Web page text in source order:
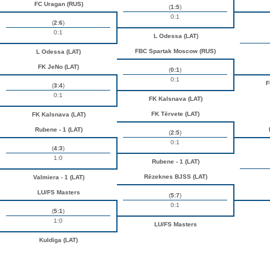
FC Uragan (RUS) (1:5)
0:1
(2:6)
0:1
L Odessa (LAT)
L Odessa (LAT) FBC Spartak Moscow (RUS)
FK JeNo (LAT) (0:1)
0:1
(3:4)
0:1
FK Kalsnava (LAT)
FK Kalsnava (LAT) FK Tērvete (LAT)
Rubene - 1 (LAT) (2:5)
0:1
(4:3)
1:0
Rubene - 1 (LAT)
Valmiera - 1 (LAT) Rēzeknes BJSS (LAT)
LU/FS Masters (5:7)
0:1
(5:1)
1:0
LU/FS Masters
Kuldīga (LAT)